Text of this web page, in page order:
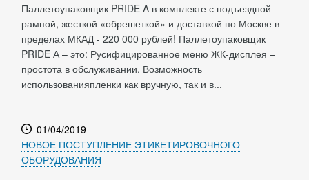
Паллетоупаковщик PRIDE A в комплекте с подъездной
рампой, жесткой «обрешеткой» и доставкой по Москве в
пределах МКАД - 220 000 рублей! Паллетоупаковщик
PRIDE А – это: Русифицированное меню ЖК-дисплея –
простота в обслуживании. Возможность
использованияпленки как вручную, так и в...
01/04/2019
НОВОЕ ПОСТУПЛЕНИЕ ЭТИКЕТИРОВОЧНОГО
ОБОРУДОВАНИЯ